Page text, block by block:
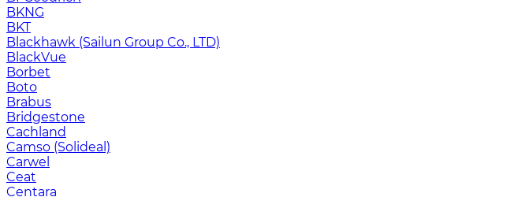
BKNG
BKT
Blackhawk (Sailun Group Co., LTD)
BlackVue
Borbet
Boto
Brabus
Bridgestone
Cachland
Camso (Solideal)
Carwel
Ceat
Centara